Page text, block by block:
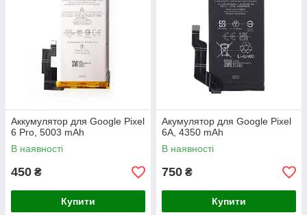
Аккумулятор для Google Pixel
6 Pro, 5003 mAh
В наявності
450 ₴
Купити
Акумулятор для Google Pixel
6A, 4350 mAh
В наявності
750 ₴
Купити